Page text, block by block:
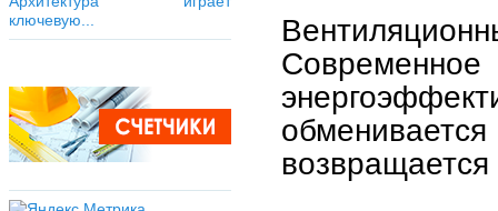
ключевую...